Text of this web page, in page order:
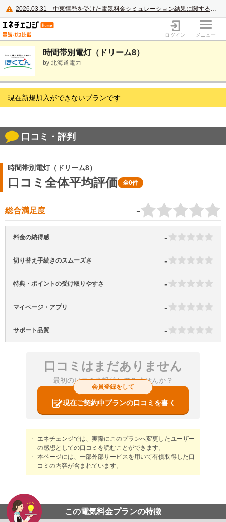
2026.03.31 中東情勢を受けた電気料金シミュレーション結果に関するご案内
電力・ガス比較サイト エネチェンジ
ログイン メニュー
時間帯別電灯（ドリーム8）
by 北海道電力
現在新規加入ができないプランです
口コミ・評判
時間帯別電灯（ドリーム8）
口コミ全体平均評価 全0件
総合満足度 -
料金の納得感 -
切り替え手続きのスムーズさ -
特典・ポイントの受け取りやすさ -
マイページ・アプリ -
サポート品質 -
口コミはまだありません
最初の口コミを投稿してみませんか？
会員登録をして
現在ご契約中プランの口コミを書く
エネチェンジでは、実際にこのプランへ変更したユーザー
の感想としての口コミを読むことができます。
本ページには、一部外部サービスを用いて有償取得した口
コミの内容が含まれています。
この電気料金プランの特徴